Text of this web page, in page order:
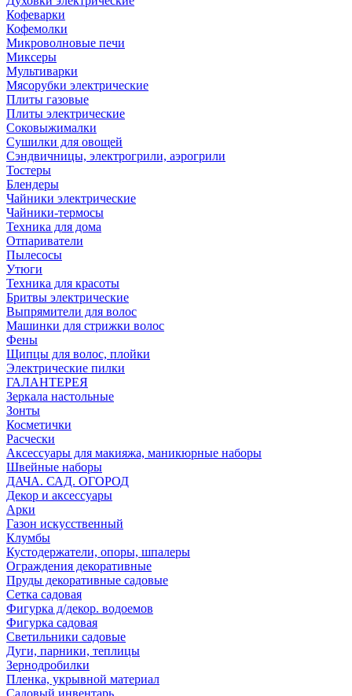
Кофеварки
Кофемолки
Микроволновые печи
Миксеры
Мультиварки
Мясорубки электрические
Плиты газовые
Плиты электрические
Соковыжималки
Сушилки для овощей
Сэндвичницы, электрогрили, аэрогрили
Тостеры
Блендеры
Чайники электрические
Чайники-термосы
Техника для дома
Отпариватели
Пылесосы
Утюги
Техника для красоты
Бритвы электрические
Выпрямители для волос
Машинки для стрижки волос
Фены
Щипцы для волос, плойки
Электрические пилки
ГАЛАНТЕРЕЯ
Зеркала настольные
Зонты
Косметички
Расчески
Аксессуары для макияжа, маникюрные наборы
Швейные наборы
ДАЧА. САД. ОГОРОД
Декор и аксессуары
Арки
Газон искусственный
Клумбы
Кустодержатели, опоры, шпалеры
Ограждения декоративные
Пруды декоративные садовые
Сетка садовая
Фигурка д/декор. водоемов
Фигурка садовая
Светильники садовые
Дуги, парники, теплицы
Зернодробилки
Пленка, укрывной материал
Садовый инвентарь